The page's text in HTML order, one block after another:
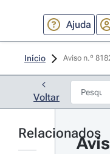
Ajuda
Início Aviso n.º
Voltar
Relacionados